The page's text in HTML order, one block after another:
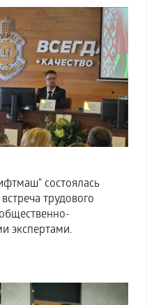
состоялась
трудового
экспертами.